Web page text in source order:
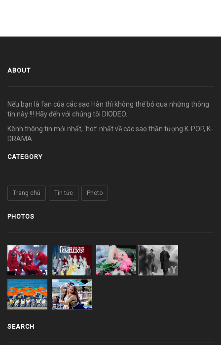
ABOUT
Nếu bạn là fan của các sao Hàn thì không thể bỏ qua những thông
tin này !!! Hãy đến với chúng tôi DIODEO.
Kênh thông tin mới nhất, ‘hot’ nhất về các sao thần tượng K-POP, K-
DRAMA.
CATEGORY
Trang chủ Tin tức Photo
PHOTOS
SEARCH